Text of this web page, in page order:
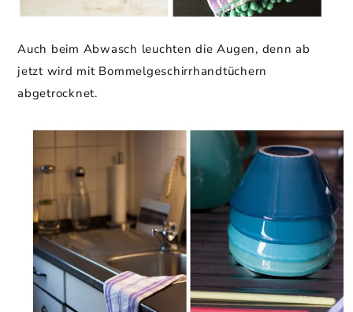
Auch beim Abwasch leuchten die Augen, denn ab
jetzt wird mit Bommelgeschirrhandtüchern
abgetrocknet.